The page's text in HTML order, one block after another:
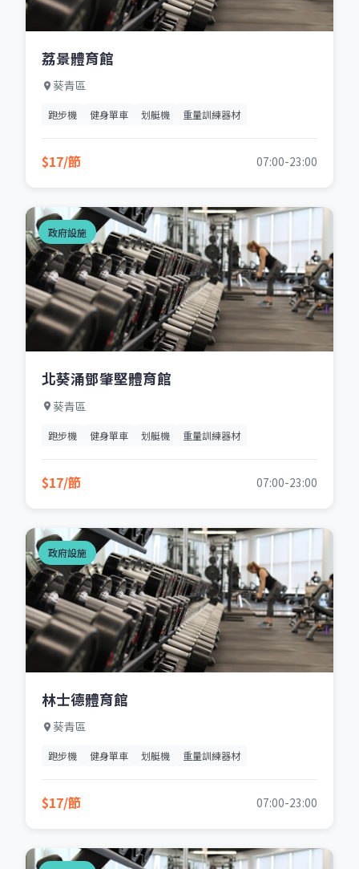
荔景體育館
葵青區
跑步機 健身單車 划艇機 重量訓練器材
$17/節 07:00-23:00
政府設施
北葵涌鄧肇堅體育館
葵青區
跑步機 健身單車 划艇機 重量訓練器材
$17/節 07:00-23:00
政府設施
林士德體育館
葵青區
跑步機 健身單車 划艇機 重量訓練器材
$17/節 07:00-23:00